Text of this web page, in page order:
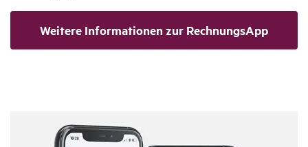
Weitere Informationen zur RechnungsApp